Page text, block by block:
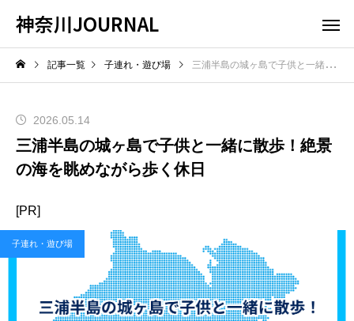
神奈川JOURNAL
記事一覧 子連れ・遊び場 三浦半島の城ヶ島で子供と一緒に散歩！絶景の海を眺めながら歩く休日
2026.05.14
三浦半島の城ヶ島で子供と一緒に散歩！絶景
の海を眺めながら歩く休日
[PR]
子連れ・遊び場